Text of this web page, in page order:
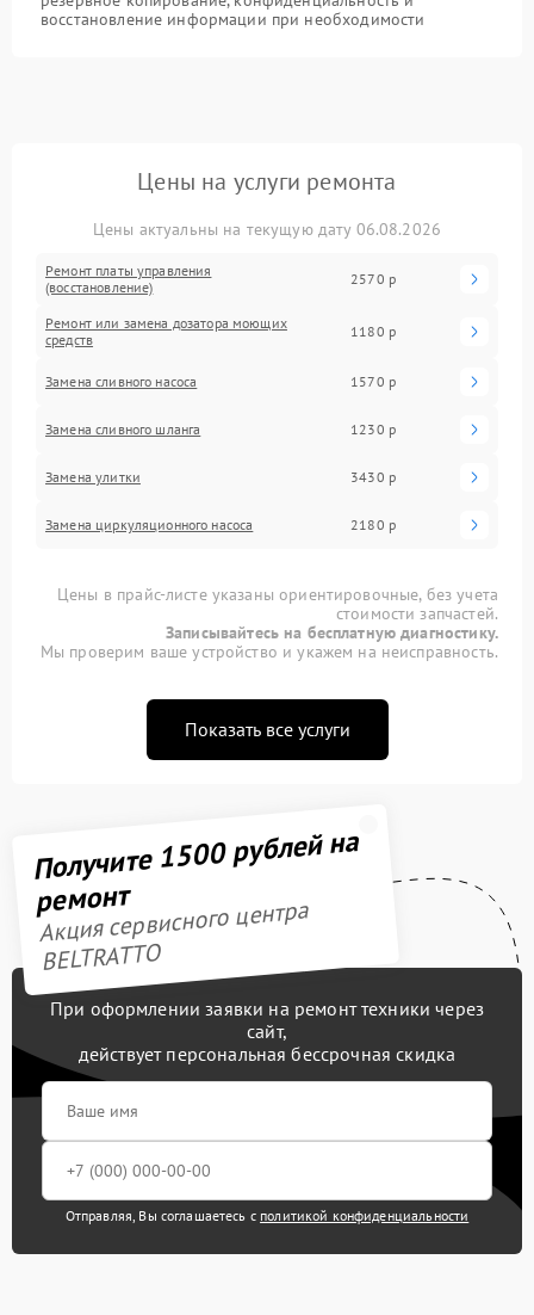
восстановление информации при необходимости
Цены на услуги ремонта
Цены актуальны на текущую дату 06.08.2026
Ремонт платы управления
(восстановление)
2570 р
Ремонт или замена дозатора моющих
средств
1180 р
Замена сливного насоса 1570 р
Замена сливного шланга 1230 р
Замена улитки 3430 р
Замена циркуляционного насоса 2180 р
Цены в прайс-листе указаны ориентировочные, без учета
стоимости запчастей.
Записывайтесь на бесплатную диагностику.
Мы проверим ваше устройство и укажем на неисправность.
Показать все услуги
Получите 1500 рублей на
ремонт
Акция сервисного центра
BELTRATTO
При оформлении заявки на ремонт техники через
сайт,
действует персональная бессрочная скидка
Отправляя, Вы соглашаетесь с политикой конфиденциальности